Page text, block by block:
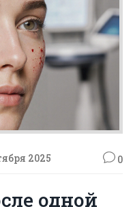
2025 0
одной